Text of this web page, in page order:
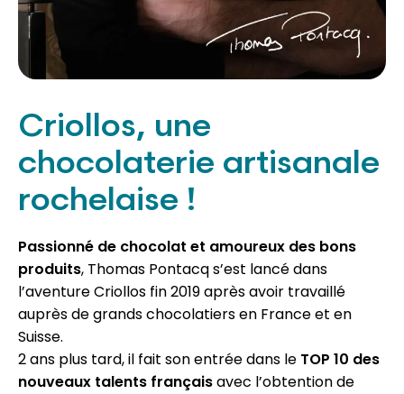
Criollos, une
chocolaterie artisanale
rochelaise !
Passionné de chocolat et amoureux des bons
produits, Thomas Pontacq s’est lancé dans
l’aventure Criollos fin 2019 après avoir travaillé
auprès de grands chocolatiers en France et en
Suisse.
2 ans plus tard, il fait son entrée dans le TOP 10 des
nouveaux talents français avec l’obtention de